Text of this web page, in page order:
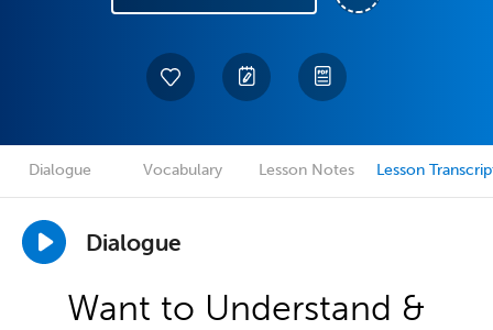
Dialogue Vocabulary Lesson Notes Lesson
Dialogue
Want to Understand &